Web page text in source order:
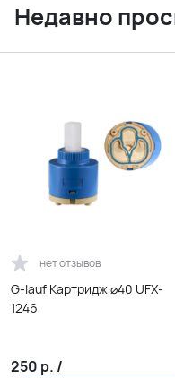
Недавно
нет отзывов
G-lauf Картридж ⌀40 UFX-
1246
250 р. /